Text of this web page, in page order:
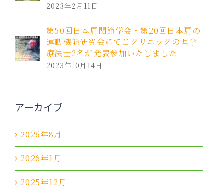
2023年2月11日
第50回日本肩関節学会・第20回日本肩の
運動機能研究会にて当クリニックの理学
療法士2名が発表参加いたしました
2023年10月14日
アーカイブ
2026年8月
2026年1月
2025年12月